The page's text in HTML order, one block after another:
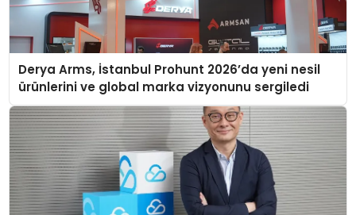
Derya Arms, İstanbul Prohunt 2026’da yeni nesil
ürünlerini ve global marka vizyonunu sergiledi